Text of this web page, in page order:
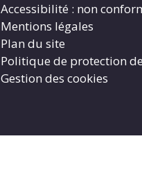
Accessibilité : non
Mentions légales
Plan du site
Politique de protection
Gestion des cookies